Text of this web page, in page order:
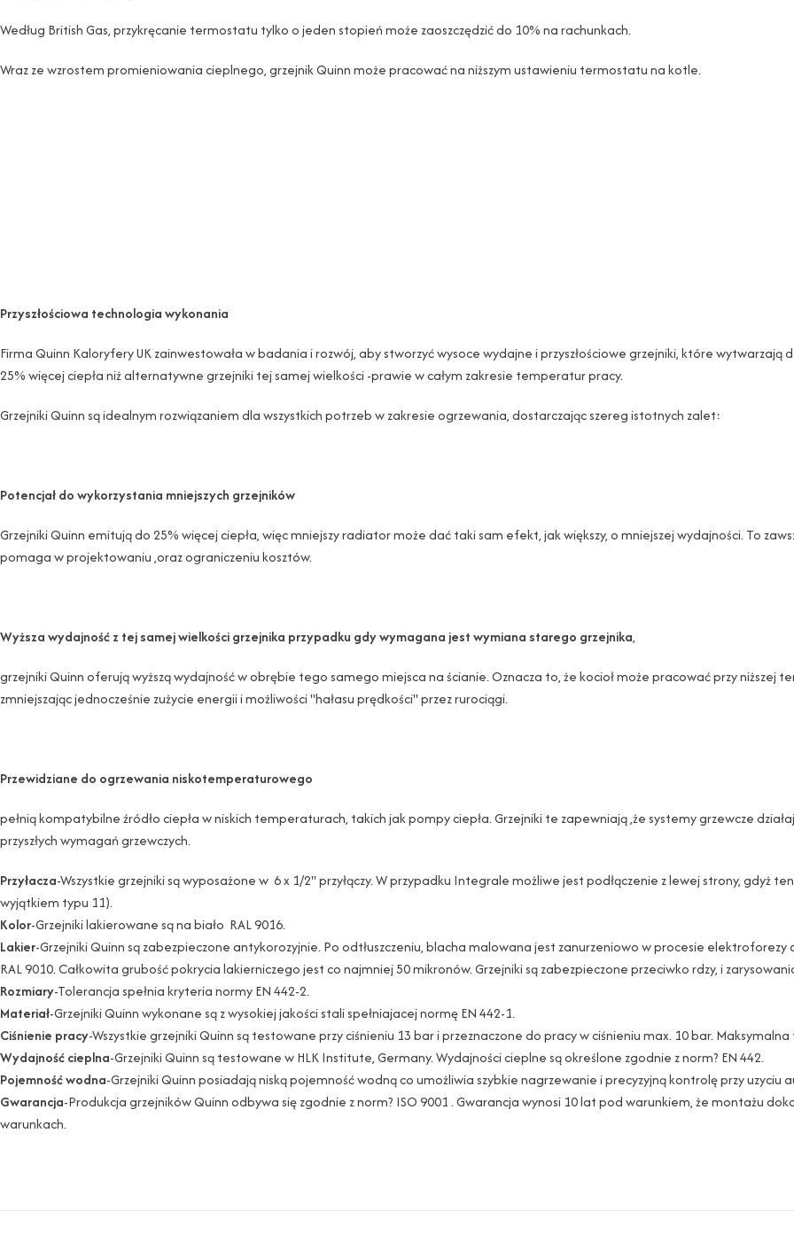
Według British Gas, przykręcanie termostatu tylko o jeden stopień może zaoszczędzić do 10% na rachunkach.
Wraz ze wzrostem promieniowania cieplnego, grzejnik Quinn może pracować na niższym ustawieniu termostatu na kotle.
Przyszłościowa technologia wykonania
Firma Quinn Kaloryfery UK zainwestowała w badania i rozwój, aby stworzyć wysoce wydajne i przyszłościowe grzejniki, które wytwarzają
25% więcej ciepła niż alternatywne grzejniki tej samej wielkości -prawie w całym zakresie temperatur pracy.
Grzejniki Quinn są idealnym rozwiązaniem dla wszystkich potrzeb w zakresie ogrzewania, dostarczając szereg istotnych zalet:
Potencjał do wykorzystania mniejszych grzejników
Grzejniki Quinn emitują do 25% więcej ciepła, więc mniejszy radiator może dać taki sam efekt, jak większy, o mniejszej wydajności. To
pomaga w projektowaniu ,oraz ograniczeniu kosztów.
Wyższa wydajność z tej samej wielkości grzejnika przypadku gdy wymagana jest wymiana starego grzejnika,
grzejniki Quinn oferują wyższą wydajność w obrębie tego samego miejsca na ścianie. Oznacza to, że kocioł może pracować przy niższej
zmniejszając jednocześnie zużycie energii i możliwości "hałasu prędkości" przez rurociągi.
Przewidziane do ogrzewania niskotemperaturowego
pełnią kompatybilne źródło ciepła w niskich temperaturach, takich jak pompy ciepła. Grzejniki te zapewniają ,że systemy grzewcze
przyszłych wymagań grzewczych.
Przyłacza-Wszystkie grzejniki są wyposażone w 6 x 1/2" przyłączy. W przypadku Integrale możliwe jest podłączenie z lewej strony, gdyż
wyjątkiem typu 11).
Kolor-Grzejniki lakierowane są na biało RAL 9016.
Lakier-Grzejniki Quinn są zabezpieczone antykorozyjnie. Po odtłuszczeniu, blacha malowana jest zanurzeniowo w procesie
RAL 9010. Całkowita grubość pokrycia lakierniczego jest co najmniej 50 mikronów. Grzejniki są zabezpieczone przeciwko rdzy, i
Rozmiary-Tolerancja spełnia kryteria normy EN 442-2.
Materiał-Grzejniki Quinn wykonane są z wysokiej jakości stali spełniajacej normę EN 442-1.
Ciśnienie pracy-Wszystkie grzejniki Quinn są testowane przy ciśnieniu 13 bar i przeznaczone do pracy w ciśnieniu max. 10 bar.
Wydajność cieplna-Grzejniki Quinn są testowane w HLK Institute, Germany. Wydajności cieplne są określone zgodnie z norm? EN 442.
Pojemność wodna-Grzejniki Quinn posiadają niską pojemność wodną co umożliwia szybkie nagrzewanie i precyzyjną kontrolę przy uzyciu
Gwarancja-Produkcja grzejników Quinn odbywa się zgodnie z norm? ISO 9001 . Gwarancja wynosi 10 lat pod warunkiem, że montażu
warunkach.